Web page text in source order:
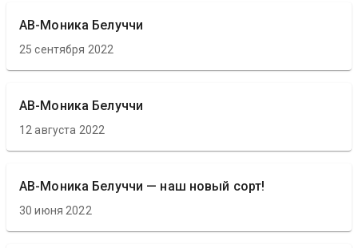
АВ-Моника Белуччи
25 сентября 2022
АВ-Моника Белуччи
12 августа 2022
АВ-Моника Белуччи — наш новый сорт!
30 июня 2022